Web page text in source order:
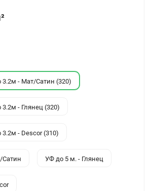
3.2м - Мат/Сатин (320)
3.2м - Глянец (320)
3.2м - Descor (310)
Сатин УФ до 5 м. - Глянец